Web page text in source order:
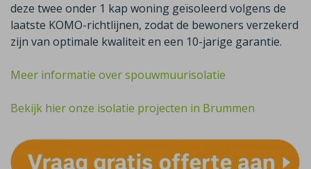
deze twee onder 1 kap woning geïsoleerd volgens de
laatste KOMO-richtlijnen, zodat de bewoners verzekerd
zijn van optimale kwaliteit en een 10-jarige garantie.
Meer informatie over spouwmuurisolatie
Bekijk hier onze isolatie projecten in Brummen